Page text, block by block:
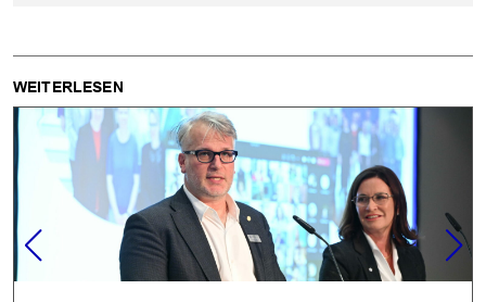
WEITERLESEN